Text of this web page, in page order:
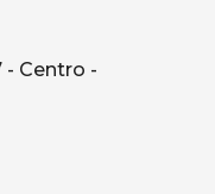
- Centro -